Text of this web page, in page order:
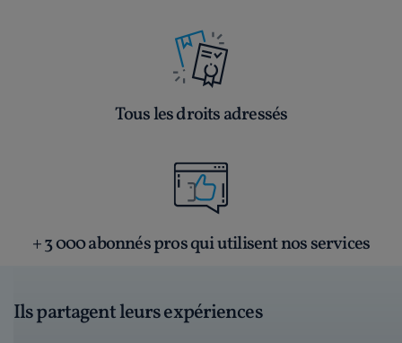
Tous les droits adressés
+ 3 000 abonnés pros qui utilisent nos services
Ils partagent leurs expériences